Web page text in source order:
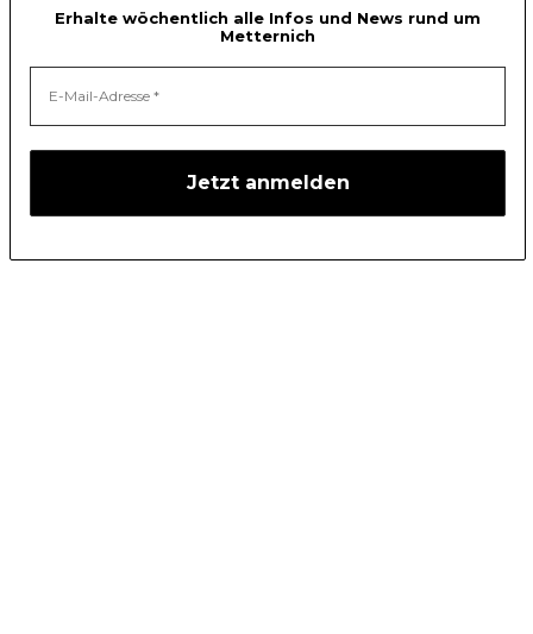
Erhalte wöchentlich alle Infos und News rund um
Metternich